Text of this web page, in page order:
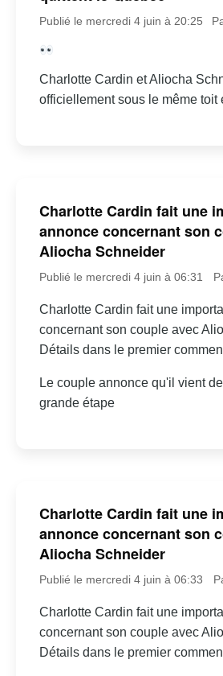
Publié le mercredi 4 juin à 20:25
Charlotte Cardin et Aliocha
officiellement sous le même toit
Charlotte Cardin fait une
annonce concernant son
Aliocha Schneider
Publié le mercredi 4 juin à 06:31
Charlotte Cardin fait une
concernant son couple avec
Détails dans le premier
Le couple annonce qu'il vient
grande étape
Charlotte Cardin fait une
annonce concernant son
Aliocha Schneider
Publié le mercredi 4 juin à 06:33
Charlotte Cardin fait une
concernant son couple avec
Détails dans le premier